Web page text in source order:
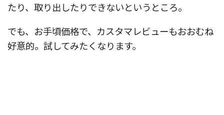
たり、取り出したりできないというところ。
でも、お手頃価格で、カスタマレビューもおおむね
好意的。試してみたくなります。